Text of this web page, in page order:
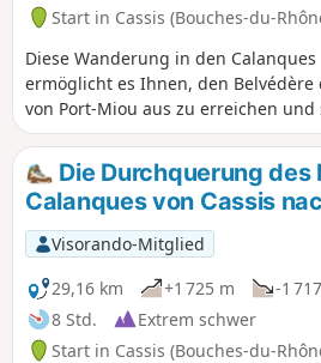
Start in Cassis (Bouches-du-
Diese Wanderung in den Calanques
ermöglicht es Ihnen, den Belvédère
von Port-Miou aus zu erreichen und
Strecke etwas zu verkürzen, seit die
de la Gardiole gesperrt wurde. Sie
sich im Nationalpark Calanques, der
besonderen Vorschriften unterliegt.
Nichtbeachtung dieser Vorschriften
Ihnen eine Geldstrafe von bis zu
Die Durchquerung
Calanques von Cassis
Visorando-Mitglied
29,16 km
+1 725 m
-1
8 Std.
Extrem schwer
Start in Cassis (Bouches-du-